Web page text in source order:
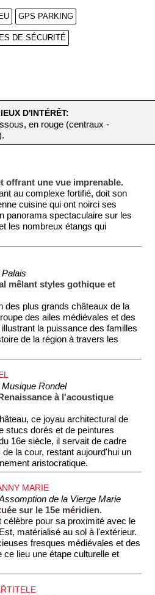
GPS PARKING
DE SÉCURITÉ
D'INTÉRÊT:
en rouge (centraux -
offrant une vue imprenable.
au complexe fortifié, doit son
cuisine qui ont noirci ses
panorama spectaculaire sur les
les nombreux étangs qui
mêlant styles gothique et
des plus grands châteaux de la
des ailes médiévales et des
la puissance des familles
de la région à travers les
Rondel
à l'acoustique
ce joyau architectural de
stucs dorés et de peintures
16e siècle, il servait de cadre
la cour, restant aujourd'hui un
aristocratique.
MARIE
de la Vierge Marie
sur le 15e méridien.
célèbre pour sa proximité avec le
matérialisé au sol à l'extérieur.
fresques médiévales et des
lieu une étape culturelle et